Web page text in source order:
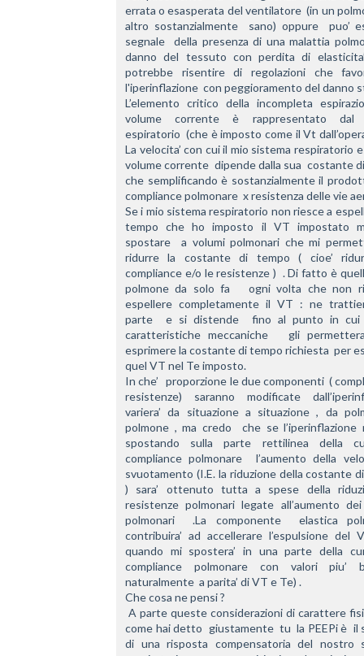
errata o esasperata del ventilatore  (in un
altro sostanzialmente  sano) oppure  puo’
segnale  della presenza di una malattia
danno del tessuto con perdita di
potrebbe risentire di regolazioni che
l'iperinflazione  con peggioramento del danno
L’elemento critico della incompleta
volume corrente è rappresentato dal
espiratorio  (che è imposto come il Vt
La velocita’ con cui il mio sistema respiratorio
volume corrente  dipende dalla sua  costante
che semplificando è sostanzialmente il
compliance polmonare  x resistenza delle vie
Se i mio sistema respiratorio non riesce a
tempo che ho imposto il VT impostato
spostare  a volumi polmonari che mi
ridurre la costante di tempo ( cioe’
compliance e/o le resistenze )  . Di fatto è
polmone da solo fa   ogni volta che non
espellere completamente il VT : ne
parte  e si distende  fino al punto in cui
caratteristiche meccaniche   gli
esprimere la costante di tempo richiesta  per
quel VT nel Te imposto.
In che’   proporzione le due componenti  (
resistenze) saranno modificate
variera’ da situazione a situazione , da
polmone , ma credo  che se
spostando sulla parte rettilinea della
compliance polmonare  l’aumento della
svuotamento (I.E. la riduzione della costante
) sara’ ottenuto tutta a spese della
resistenze polmonari legate all’aumento
polmonari  .La componente  elastica
contribuira’ ad accellerare l’espulsione del
quando mi spostera’ in una parte della
compliance polmonare con valori piu’
naturalmente  a parita’ di VT e Te) .
Che cosa ne pensi ?
A parte queste considerazioni di carattere fisiologico
come hai detto  giustamente  tu  la PEEPi è  il
di una risposta compensatoria del nostro